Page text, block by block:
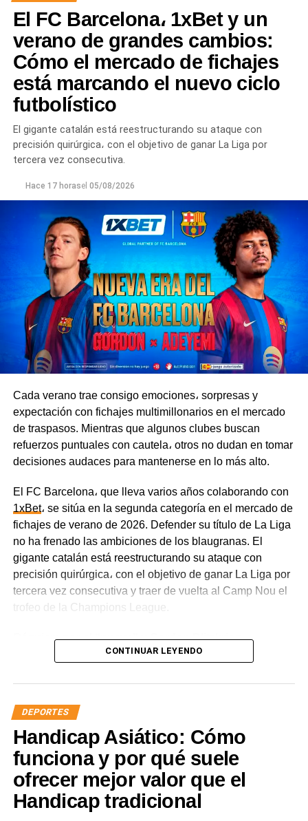
El FC Barcelona، 1xBet y un
verano de grandes cambios:
Cómo el mercado de fichajes
está marcando el nuevo ciclo
futbolístico
El gigante catalán está reestructurando su ataque con
precisión quirúrgica، con el objetivo de ganar La Liga por
tercera vez consecutiva.
Hace 17 horasel 05/08/2026
Cada verano trae consigo emociones، sorpresas y
expectación con fichajes multimillonarios en el mercado
de traspasos. Mientras que algunos clubes buscan
refuerzos puntuales con cautela، otros no dudan en tomar
decisiones audaces para mantenerse en lo más alto.
El FC Barcelona، que lleva varios años colaborando con
1xBet، se sitúa en la segunda categoría en el mercado de
fichajes de verano de 2026. Defender su título de La Liga
no ha frenado las ambiciones de los blaugranas. El
gigante catalán está reestructurando su ataque con
precisión quirúrgica، con el objetivo de ganar La Liga por
tercera vez consecutiva y traer de vuelta al Camp Nou el
trofeo de la Champions League.
Réquiem por el “nueve” y Gordon Blitzkrieg
partida de la reestructuración del ataque. El
dejando un vacío en la punta del ataque. La prioridad
inicial del FC Barcelona era reforzar la posición de
delantero centro، pero el departamento de ojeadores،
dirigido por Deco، ya se había puesto manos a la obra.
Justo antes de que dieracomienzola Copa del Mundo de
2026، los catalanes cerraron un acuerdo sin bulla ni
CONTINUAR LEYENDO
DEPORTES
Handicap Asiático: Cómo
funciona y por qué suele
ofrecer mejor valor que el
Handicap tradicional